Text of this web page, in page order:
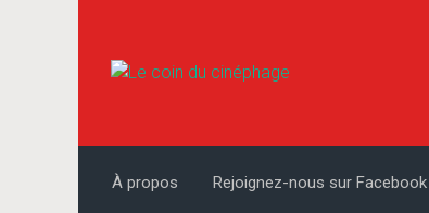
À propos Rejoignez-nous sur